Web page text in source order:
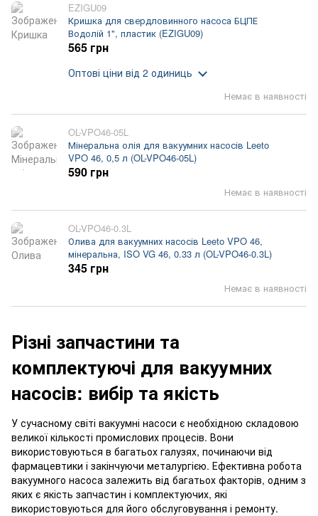
EZIGU09
Кришка для свердловинного насоса БЦПЕ
Водолій 1", пластик (EZIGU09)
Немає в наявності
565 грн
Оптові ціни від 2 одиниць
OL-VPO46-05L
Мінеральна олія для вакуумних насосів Leeto
VPO 46, 0,5 л (OL-VPO46-05L)
Немає в наявності
590 грн
OL-VPO46-0.3L
Олива для вакуумних насосів Leeto VPO 46,
мінеральна, ISO VG 46, 0.33 л (OL-VPO46-0.3L)
Немає в наявності
345 грн
Різні запчастини та
комплектуючі для вакуумних
насосів: вибір та якість
У сучасному світі вакуумні насоси є необхідною складовою
великої кількості промислових процесів. Вони
використовуються в багатьох галузях, починаючи від
фармацевтики і закінчуючи металургією. Ефективна робота
вакуумного насоса залежить від багатьох факторів, одним з
яких є якість запчастин і комплектуючих, які
використовуються для його обслуговування і ремонту.